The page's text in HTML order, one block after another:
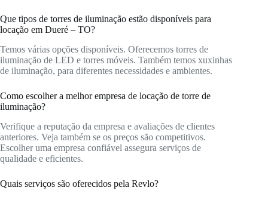
Que tipos de torres de iluminação estão disponíveis para
locação em Dueré – TO?
Temos várias opções disponíveis. Oferecemos torres de
iluminação de LED e torres móveis. Também temos xuxinhas
de iluminação, para diferentes necessidades e ambientes.
Como escolher a melhor empresa de locação de torre de
iluminação?
Verifique a reputação da empresa e avaliações de clientes
anteriores. Veja também se os preços são competitivos.
Escolher uma empresa confiável assegura serviços de
qualidade e eficientes.
Quais serviços são oferecidos pela Revlo?